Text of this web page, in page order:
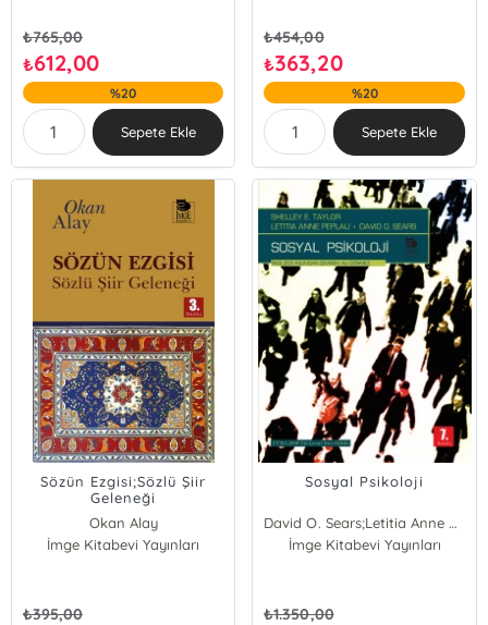
₺765,00
₺612,00
%20
Sepete Ekle
₺454,00
₺363,20
%20
Sepete Ekle
Sözün Ezgisi;Sözlü Şiir
Geleneği
Okan Alay
İmge Kitabevi Yayınları
₺395,00
Sosyal Psikoloji
David O. Sears;Letitia Anne Peplau;Shelley E. Taylor
İmge Kitabevi Yayınları
₺1.350,00